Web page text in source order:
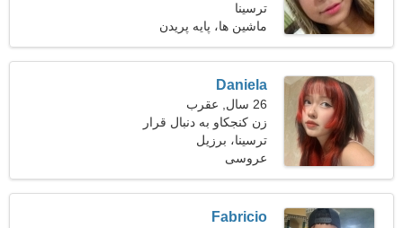
ترسینا
ماشین ها، پایه پریدن
Daniela
26 سال, عقرب
زن کنجکاو به دنبال قرار
ملاقات
ترسینا، برزیل
عروسی
Fabricio